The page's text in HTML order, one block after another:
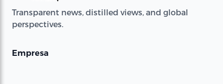
Transparent news, distilled views, and global
perspectives.
Empresa